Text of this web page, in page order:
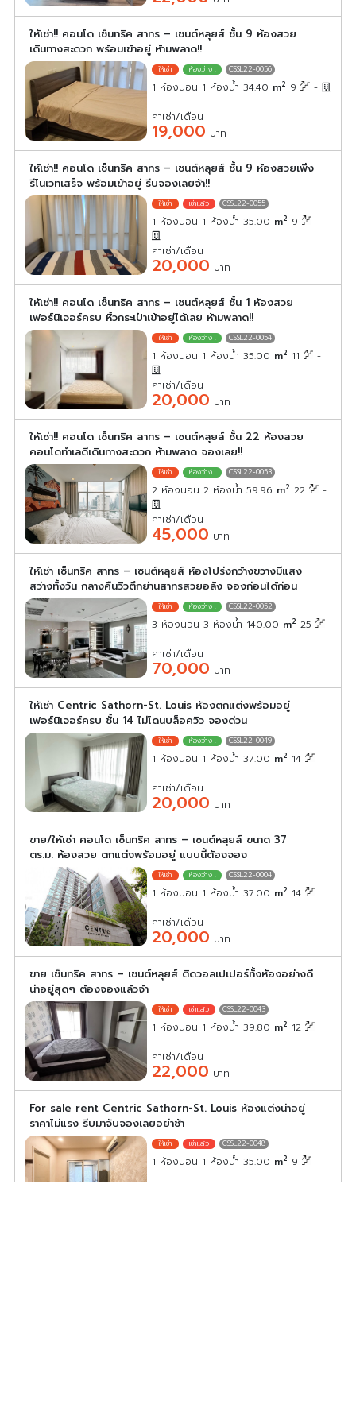
ให้เช่า!! คอนโด เซ็นทริค สาทร – เซนต์หลุยส์ ชั้น 9 ห้องสวย
เดินทางสะดวก พร้อมเข้าอยู่ ห้ามพลาด!!
CSSL22-0056
1 ห้องนอน 1 ห้องน้ำ 34.40 m2 9 -
ค่าเช่า/เดือน
19,000 บาท
ให้เช่า!! คอนโด เซ็นทริค สาทร – เซนต์หลุยส์ ชั้น 9 ห้องสวยเพิ่ง
รีโนเวทเสร็จ พร้อมเข้าอยู่ รีบจองเลยจ้า!!
CSSL22-0055
1 ห้องนอน 1 ห้องน้ำ 35.00 m2 9 -
ค่าเช่า/เดือน
20,000 บาท
ให้เช่า!! คอนโด เซ็นทริค สาทร – เซนต์หลุยส์ ชั้น 1 ห้องสวย
เฟอร์นิเจอร์ครบ หิ้วกระเป๋าเข้าอยู่ได้เลย ห้ามพลาด!!
CSSL22-0054
1 ห้องนอน 1 ห้องน้ำ 35.00 m2 11 -
ค่าเช่า/เดือน
20,000 บาท
ให้เช่า!! คอนโด เซ็นทริค สาทร – เซนต์หลุยส์ ชั้น 22 ห้องสวย
คอนโดทำเลดีเดินทางสะดวก ห้ามพลาด จองเลย!!
CSSL22-0053
2 ห้องนอน 2 ห้องน้ำ 59.96 m2 22 -
ค่าเช่า/เดือน
45,000 บาท
ให้เช่า เซ็นทริค สาทร – เซนต์หลุยส์ ห้องโปร่งกว้างขวางมีแสง
สว่างทั้งวัน กลางคืนวิวตึกย่านสาทรสวยอลัง จองก่อนได้ก่อน
CSSL22-0052
3 ห้องนอน 3 ห้องน้ำ 140.00 m2 25
ค่าเช่า/เดือน
70,000 บาท
ให้เช่า Centric Sathorn-St. Louis ห้องตกแต่งพร้อมอยู่
เฟอร์นิเจอร์ครบ ชั้น 14 ไม่โดนบล็อควิว จองด่วน
CSSL22-0049
1 ห้องนอน 1 ห้องน้ำ 37.00 m2 14
ค่าเช่า/เดือน
20,000 บาท
ขาย/ให้เช่า คอนโด เซ็นทริค สาทร – เซนต์หลุยส์ ขนาด 37
ตร.ม. ห้องสวย ตกแต่งพร้อมอยู่ แบบนี้ต้องจอง
CSSL22-0004
1 ห้องนอน 1 ห้องน้ำ 37.00 m2 14
ค่าเช่า/เดือน
20,000 บาท
ขาย เซ็นทริค สาทร – เซนต์หลุยส์ ติดวอลเปเปอร์ทั้งห้องอย่างดี
น่าอยู่สุดๆ ต้องจองแล้วจ้า
CSSL22-0043
1 ห้องนอน 1 ห้องน้ำ 39.80 m2 12
ค่าเช่า/เดือน
22,000 บาท
For sale rent Centric Sathorn-St. Louis ห้องแต่งน่าอยู่
ราคาไม่แรง รีบมาจับจองเลยอย่าช้า
CSSL22-0048
1 ห้องนอน 1 ห้องน้ำ 35.00 m2 9